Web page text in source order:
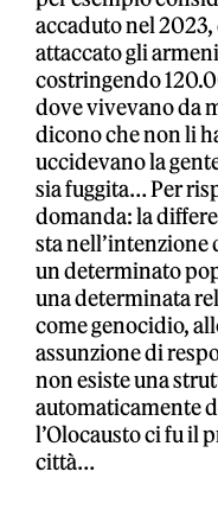
accaduto nel
attaccato gli
costringendo
dove vivevano da
dicono che non li
uccidevano la
sia fuggita… Per
domanda: la
sta
un determinato
una determinata
come genocidio,
assunzione di
non esiste una
automaticamente
l’Olocausto ci fu il
città…